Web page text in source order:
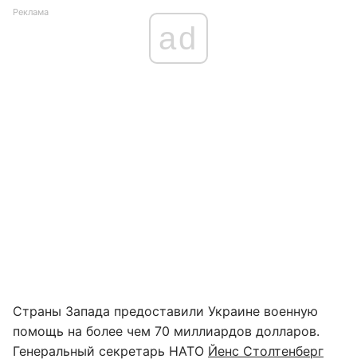
Реклама
ad
Страны Запада предоставили Украине военную
помощь на более чем 70 миллиардов долларов.
Генеральный секретарь НАТО Йенс Столтенберг